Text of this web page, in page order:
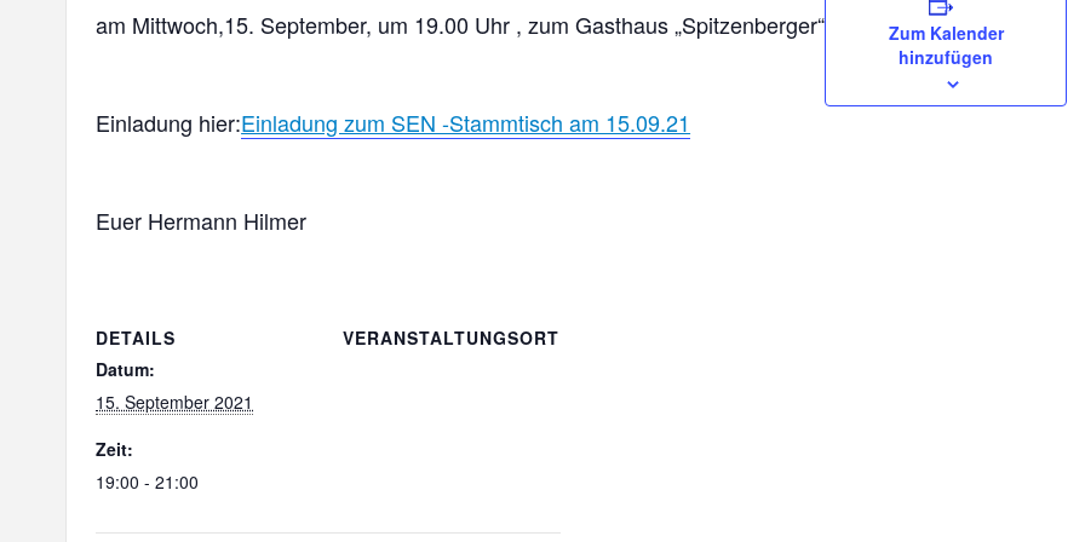
am Mittwoch,15. September, um 19.00 Uhr , zum Gasthaus „Spitzenberger“
Einladung hier:Einladung zum SEN -Stammtisch am 15.09.21
Euer Hermann Hilmer
Zum Kalender
hinzufügen
DETAILS
Datum:
15. September 2021
Zeit:
19:00 - 21:00
VERANSTALTUNGSORT